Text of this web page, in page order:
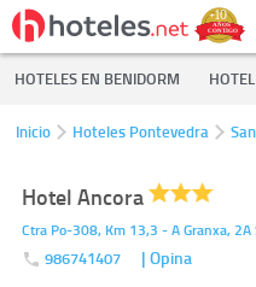
HOTELES EN BENIDORM
Inicio Hoteles Pontevedra
Hotel Ancora
Ctra Po-308, Km 13,3 - A Granxa, 2A
986741407 | Opina